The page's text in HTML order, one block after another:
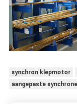
synchron klepmotor
aangepaste